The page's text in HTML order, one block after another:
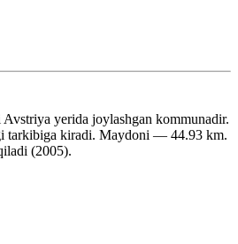
yerida joylashgan kommunadir.
tarkibiga kiradi. Maydoni — 44.93 km.
(2005).